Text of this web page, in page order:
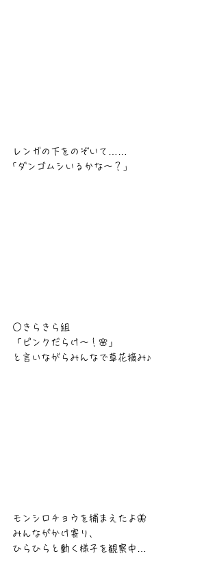
レンガの下をのぞいて……
｢ダンゴムシいるかな〜？｣
○きらきら組
「ピンクだらけ〜！🌸」
と言いながらみんなで草花摘み♪
モンシロチョウを捕まえたよ🦋
みんながかけ寄り、
ひらひらと動く様子を観察中…